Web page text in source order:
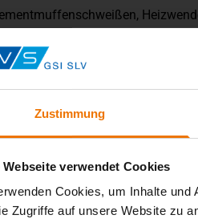
Zustimmung
Webseite verwendet Cookies
Cookies, um Inhalte
Zugriffe auf unsere Website zu